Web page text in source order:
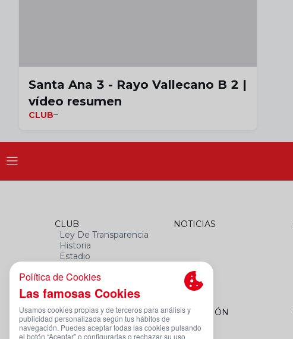
Santa Ana 3 - Rayo Vallecano B 2 |
vídeo resumen
CLUB
CLUB
Ley De Transparencia
Historia
Estadio
Datos Del Club
NOTICIAS
FEMENINO
Plantilla
FUNDACIÓN